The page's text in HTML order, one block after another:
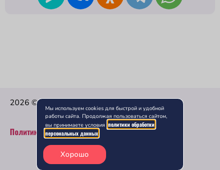
2026 © Ниндзя — Доставка Вкусной еды.
Политика конфиденциальности
0₽
Мы используем cookies для быстрой и удобной
работы сайта. Продолжая пользоваться сайтом,
вы принимаете условия политики обработки
персональных данных
Хорошо